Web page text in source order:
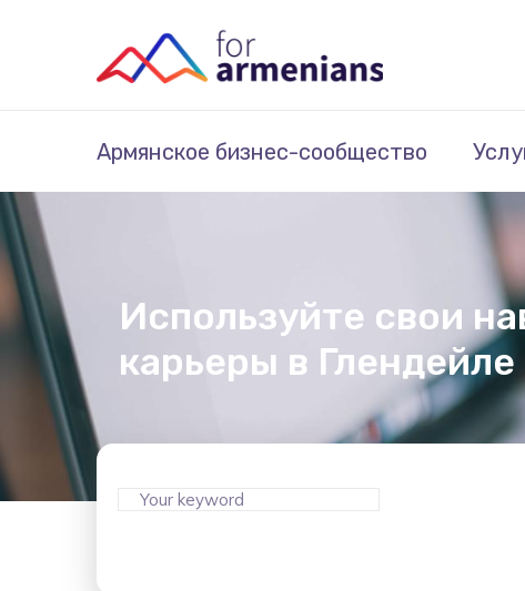
Армянское бизнес-сообщество
Используйте свои
карьеры в Глендейле